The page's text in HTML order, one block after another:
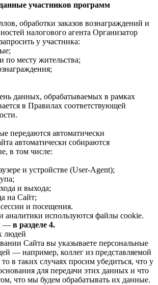
участников программ
обработки заказов вознаграждений и
налогового агента Организатор
у участника:
по месту жительства;
данных, обрабатываемых в рамках
в Правилах соответствующей
передаются автоматически
автоматически собираются
в том числе:
и устройстве (User-Agent);
и выхода;
на Сайт;
и посещения.
аналитики используются файлы cookie.
— в разделе 4.
людей
Сайта вы указываете персональные
— например, коллег из представляемой
в таких случаях просим убедиться, что у
для передачи этих данных и что
что мы будем обрабатывать их данные.